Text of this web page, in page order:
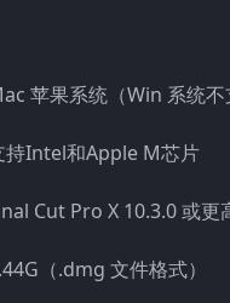
苹果系统（Win 系统不
持Intel和Apple M芯片
Cut Pro X 10.3.0 或更
（.dmg 文件格式）